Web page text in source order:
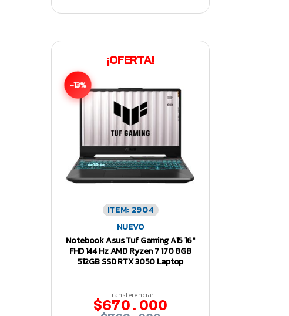
¡OFERTA!
-13%
ITEM: 2904
NUEVO
Notebook Asus Tuf Gaming A15 16″
FHD 144 Hz AMD Ryzen 7 170 8GB
512GB SSD RTX 3050 Laptop
Transferencia:
$670.000